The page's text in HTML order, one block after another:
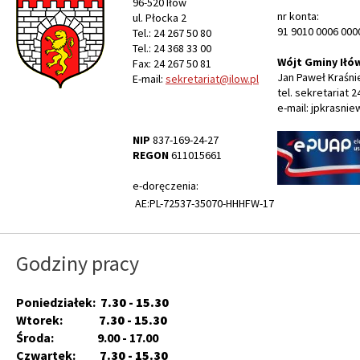
ul. Płocka 2
Tel.: 24 267 50 80
Tel.: 24 368 33 00
Fax: 24 267 50 81
E-mail: sekretariat@ilow.pl
NIP 837-169-24-27
REGON611015661
e-doręczenia:
AE:PL-72537-35070-HHHFW-17
nr konta:
91 9010 0006
Wójt Gminy
Jan Paweł
tel. sekretariat
e-mail:
Godziny pracy
Poniedziałek: 7.30 - 15.30
Wtorek: 7.30 - 15.30
Środa: 9.00 - 17.00
Czwartek: 7.30 - 15.30